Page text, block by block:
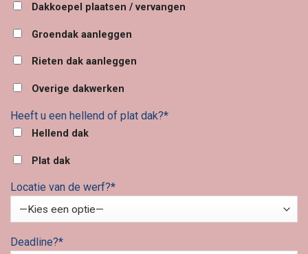
Dakkoepel plaatsen / vervangen
Groendak aanleggen
Rieten dak aanleggen
Overige dakwerken
Heeft u een hellend of plat dak?*
Hellend dak
Plat dak
Locatie van de werf?*
Deadline?*